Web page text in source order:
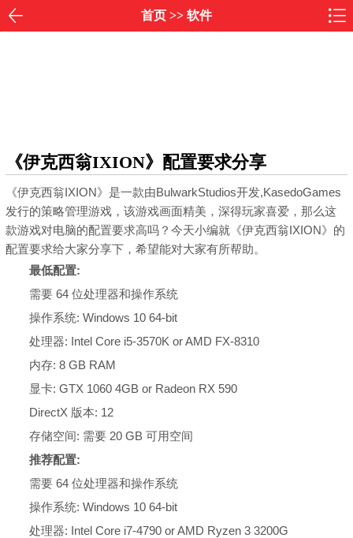
首页>> 软件
《伊克西翁IXION》配置要求分享
《伊克西翁IXION》是一款由BulwarkStudios开发,KasedoGames
发行的策略管理游戏，该游戏画面精美，深得玩家喜爱，那么这
款游戏对电脑的配置要求高吗？今天小编就《伊克西翁IXION》的
配置要求给大家分享下，希望能对大家有所帮助。
最低配置:
需要 64 位处理器和操作系统
操作系统: Windows 10 64-bit
处理器: Intel Core i5-3570K or AMD FX-8310
内存: 8 GB RAM
显卡: GTX 1060 4GB or Radeon RX 590
DirectX 版本: 12
存储空间: 需要 20 GB 可用空间
推荐配置:
需要 64 位处理器和操作系统
操作系统: Windows 10 64-bit
处理器: Intel Core i7-4790 or AMD Ryzen 3 3200G